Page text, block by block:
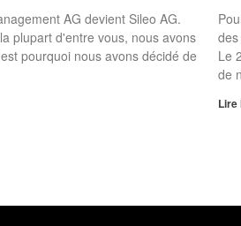
AG devient Sileo AG.
plupart d'entre vous, nous avons
pourquoi nous avons décidé de
Le
de
Lire